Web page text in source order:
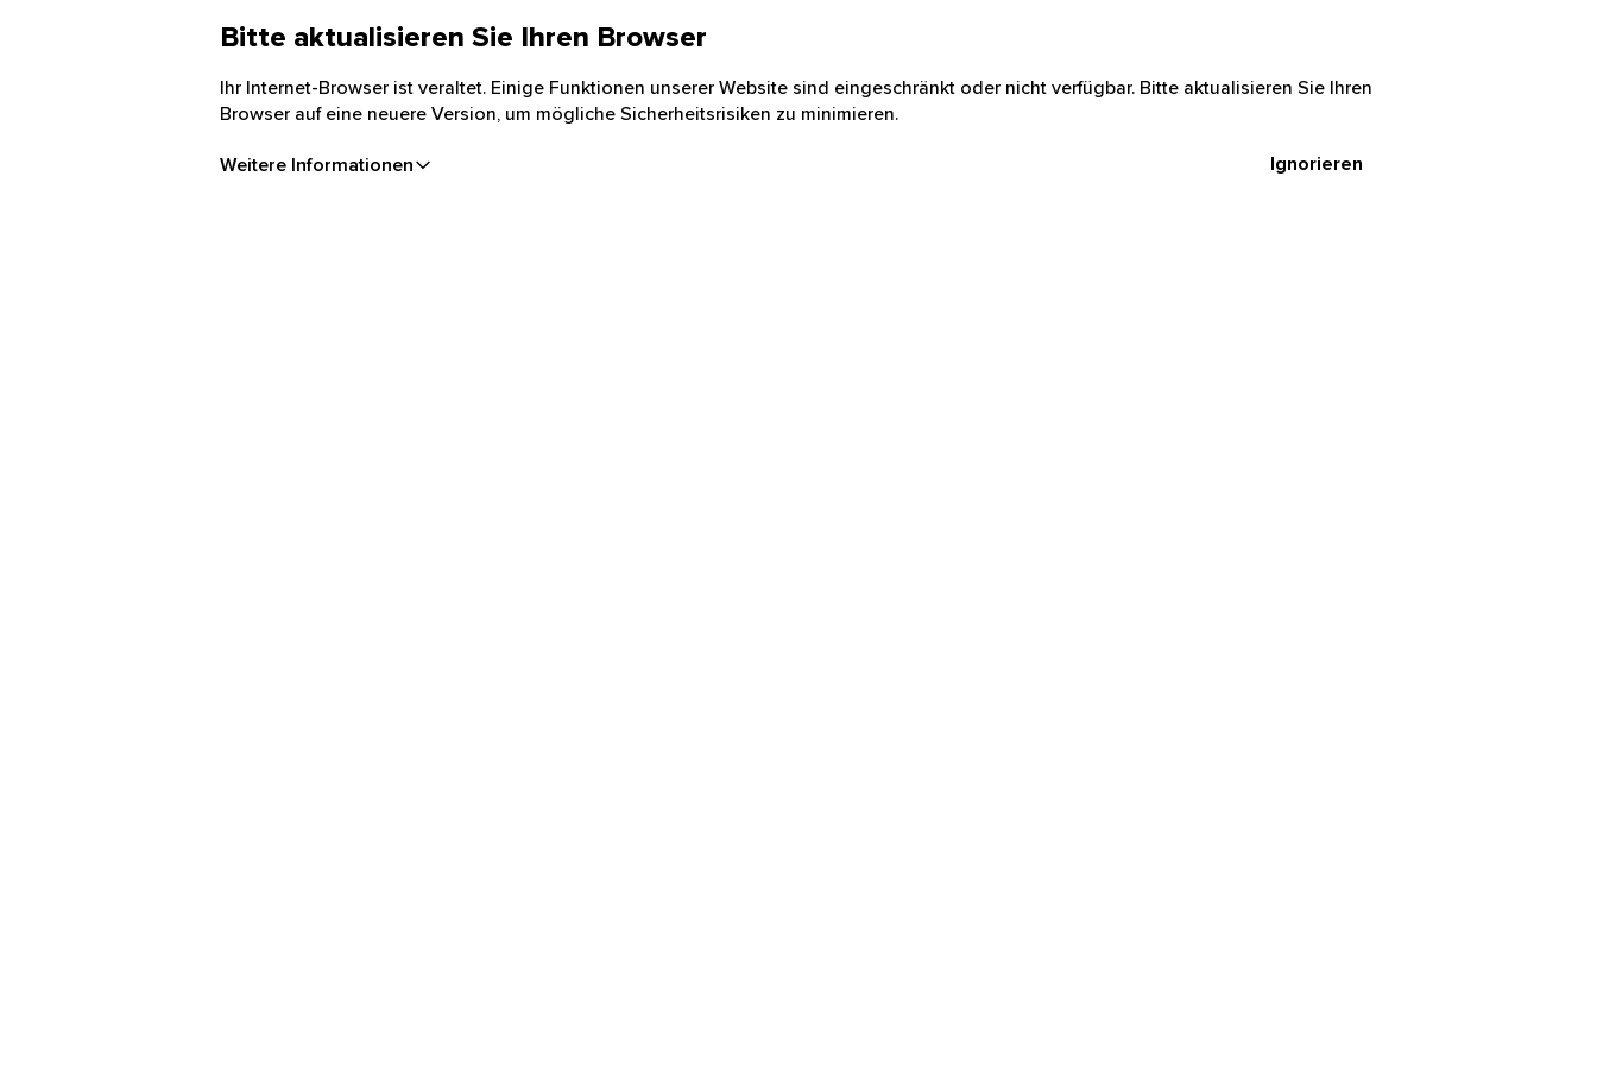
Bitte aktualisieren Sie Ihren Browser
Ihr Internet-Browser ist veraltet. Einige Funktionen unserer Website sind eingeschränkt oder nicht verfügbar. Bitte aktualisieren Sie Ihren
Browser auf eine neuere Version, um mögliche Sicherheitsrisiken zu minimieren.
Weitere Informationen Ignorieren